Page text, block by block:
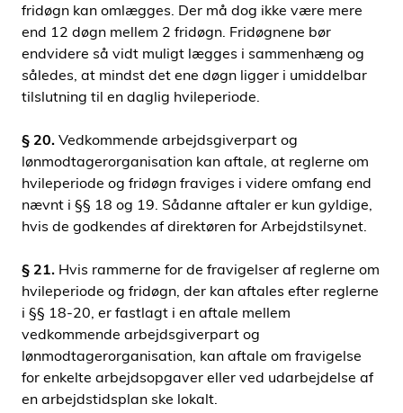
fridøgn kan omlægges. Der må dog ikke være mere
end 12 døgn mellem 2 fridøgn. Fridøgnene bør
endvidere så vidt muligt lægges i sammenhæng og
således, at mindst det ene døgn ligger i umiddelbar
tilslutning til en daglig hvileperiode.
§ 20. Vedkommende arbejdsgiverpart og
lønmodtagerorganisation kan aftale, at reglerne om
hvileperiode og fridøgn fraviges i videre omfang end
nævnt i §§ 18 og 19. Sådanne aftaler er kun gyldige,
hvis de godkendes af direktøren for Arbejdstilsynet.
§ 21. Hvis rammerne for de fravigelser af reglerne om
hvileperiode og fridøgn, der kan aftales efter reglerne
i §§ 18-20, er fastlagt i en aftale mellem
vedkommende arbejdsgiverpart og
lønmodtagerorganisation, kan aftale om fravigelse
for enkelte arbejdsopgaver eller ved udarbejdelse af
en arbejdstidsplan ske lokalt.